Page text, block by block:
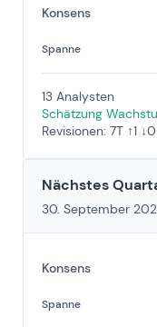
Konsens
Spanne
13 Analysten
Schätzung
Revisionen: 7T ↑1
Nächstes
30. September
Konsens
Spanne